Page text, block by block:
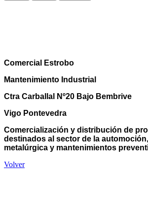
Comercial Estrobo
Mantenimiento Industrial
Ctra Carballal Nº20 Bajo Bembrive
Vigo Pontevedra
Comercialización y distribución de
destinados al sector de la
metalúrgica y mantenimientos
Volver